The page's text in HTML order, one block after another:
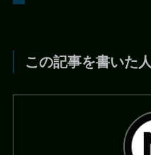
この記事を書いた人